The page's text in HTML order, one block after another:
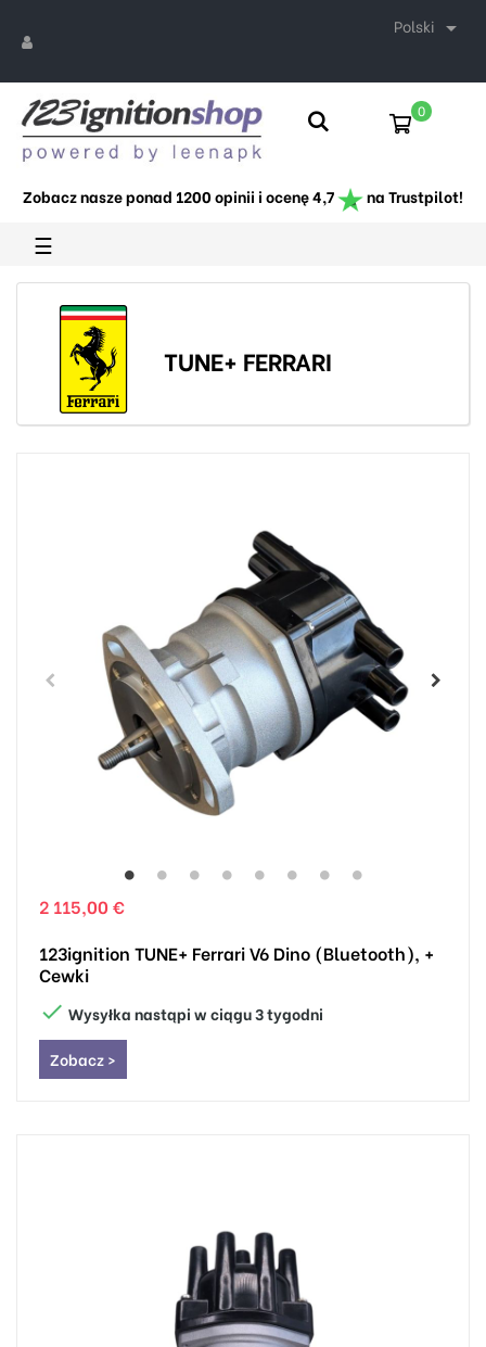
Polski 
0
Zobacz nasze ponad 1200 opinii i ocenę 4,7 na Trustpilot!
Toggle
navigation
☰
TUNE+ FERRARI
2 115,00 €
123ignition TUNE+ Ferrari V6 Dino (Bluetooth), +
Cewki
 Wysyłka nastąpi w ciągu 3 tygodni
Zobacz >